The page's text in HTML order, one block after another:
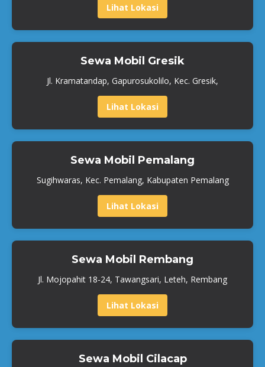
Lihat Lokasi
Sewa Mobil Gresik
Jl. Kramatandap, Gapurosukolilo, Kec. Gresik,
Lihat Lokasi
Sewa Mobil Pemalang
Sugihwaras, Kec. Pemalang, Kabupaten Pemalang
Lihat Lokasi
Sewa Mobil Rembang
Jl. Mojopahit 18-24, Tawangsari, Leteh, Rembang
Lihat Lokasi
Sewa Mobil Cilacap